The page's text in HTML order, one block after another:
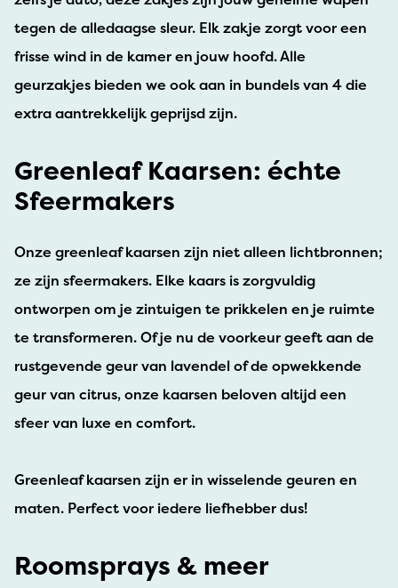
tegen de alledaagse sleur. Elk zakje zorgt voor een
frisse wind in de kamer en jouw hoofd. Alle
geurzakjes bieden we ook aan in bundels van 4 die
extra aantrekkelijk geprijsd zijn.
Greenleaf Kaarsen: échte
Sfeermakers
Onze greenleaf kaarsen zijn niet alleen lichtbronnen;
ze zijn sfeermakers. Elke kaars is zorgvuldig
ontworpen om je zintuigen te prikkelen en je ruimte
te transformeren. Of je nu de voorkeur geeft aan de
rustgevende geur van lavendel of de opwekkende
geur van citrus, onze kaarsen beloven altijd een
sfeer van luxe en comfort.
Greenleaf kaarsen zijn er in wisselende geuren en
maten. Perfect voor iedere liefhebber dus!
Roomsprays & meer